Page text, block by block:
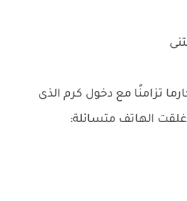
تزامنًا مع دخول كرم الذى
الهاتف متسائلة: